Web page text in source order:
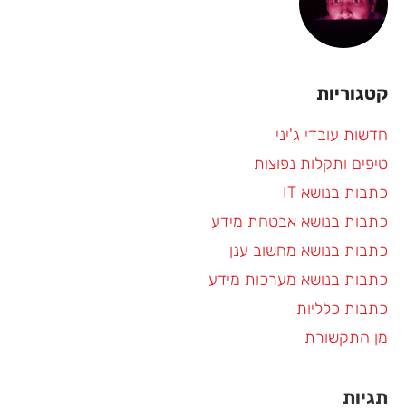
קטגוריות
חדשות עובדי ג'יני
טיפים ותקלות נפוצות
כתבות בנושא IT
כתבות בנושא אבטחת מידע
כתבות בנושא מחשוב ענן
כתבות בנושא מערכות מידע
כתבות כלליות
מן התקשורת
תגיות